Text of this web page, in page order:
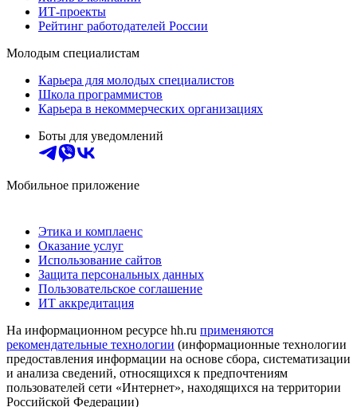
ИТ-проекты
Рейтинг работодателей России
Молодым специалистам
Карьера для молодых специалистов
Школа программистов
Карьера в некоммерческих организациях
Боты для уведомлений
Мобильное приложение
Этика и комплаенс
Оказание услуг
Использование сайтов
Защита персональных данных
Пользовательское соглашение
ИТ аккредитация
На информационном ресурсе hh.ru применяются
рекомендательные технологии (информационные технологии
предоставления информации на основе сбора, систематизации
и анализа сведений, относящихся к предпочтениям
пользователей сети «Интернет», находящихся на территории
Российской Федерации)